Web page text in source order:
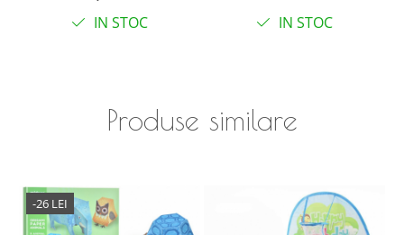
IN STOC IN STOC
Produse similare
-26 LEI